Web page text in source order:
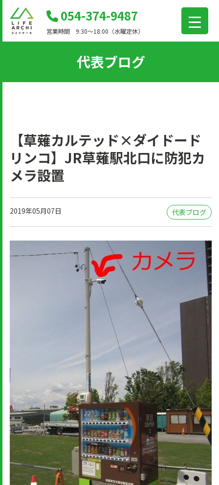
054-374-9487
営業時間 9:30～18:00（水曜定休）
代表ブログ
【草薙カルテッド×ダイドード
リンコ】JR草薙駅北口に防犯カ
メラ設置
2019年05月07日 代表ブログ